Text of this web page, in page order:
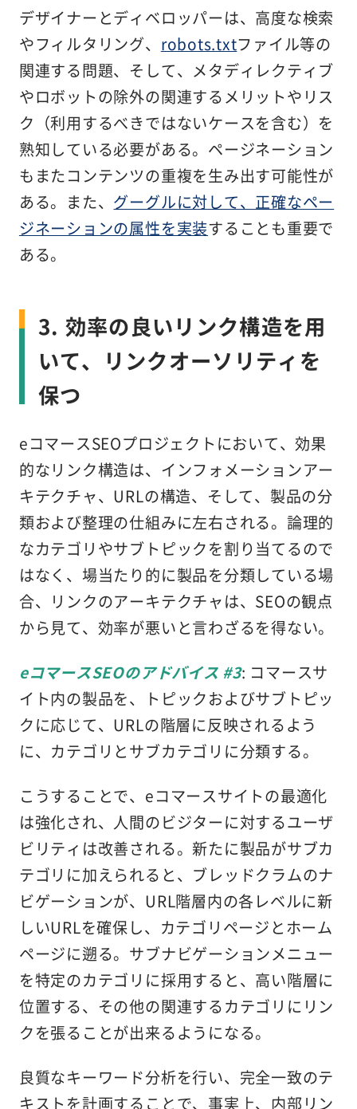
デザイナーとディベロッパーは、高度な検索
やフィルタリング、 robots.txtファイル等の
関連する問題、そして、メタディレクティブ
やロボットの除外の関連するメリットやリス
ク（利用するべきではないケースを含む）を
熟知している必要がある。ページネーション
もまたコンテンツの重複を生み出す可能性が
ある。また、 グーグルに対して、正確なペー
ジネーションの属性を実装することも重要で
ある。
3. 効率の良いリンク構造を用
いて、リンクオーソリティを
保つ
eコマースSEOプロジェクトにおいて、効果
的なリンク構造は、インフォメーションアー
キテクチャ、URLの構造、そして、製品の分
類および整理の仕組みに左右される。論理的
なカテゴリやサブトピックを割り当てるので
はなく、場当たり的に製品を分類している場
合、リンクのアーキテクチャは、SEOの観点
から見て、効率が悪いと言わざるを得ない。
eコマースSEOのアドバイス #3: コマースサ
イト内の製品を、トピックおよびサブトピッ
クに応じて、URLの階層に反映されるよう
に、カテゴリとサブカテゴリに分類する。
こうすることで、eコマースサイトの最適化
は強化され、人間のビジターに対するユーザ
ビリティは改善される。新たに製品がサブカ
テゴリに加えられると、ブレッドクラムのナ
ビゲーションが、URL階層内の各レベルに新
しいURLを確保し、カテゴリページとホーム
ページに遡る。サブナビゲーションメニュー
を特定のカテゴリに採用すると、高い階層に
位置する、その他の関連するカテゴリにリン
クを張ることが出来るようになる。
良質なキーワード分析を行い、完全一致のテ
キストを計画することで、事実上、内部リン